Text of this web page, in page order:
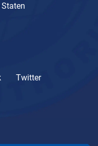
Twitter